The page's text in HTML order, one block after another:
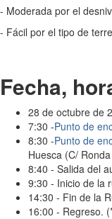
- Moderada por el
- Fácil por el tipo de
Fecha,
28 de octubre de
7:30 -Punto de
8:30 -Punto de
Huesca (C/
8:40 - Salida del
9:30 - Inicio de la
14:30 - Fin de la
16:00 - Regreso.